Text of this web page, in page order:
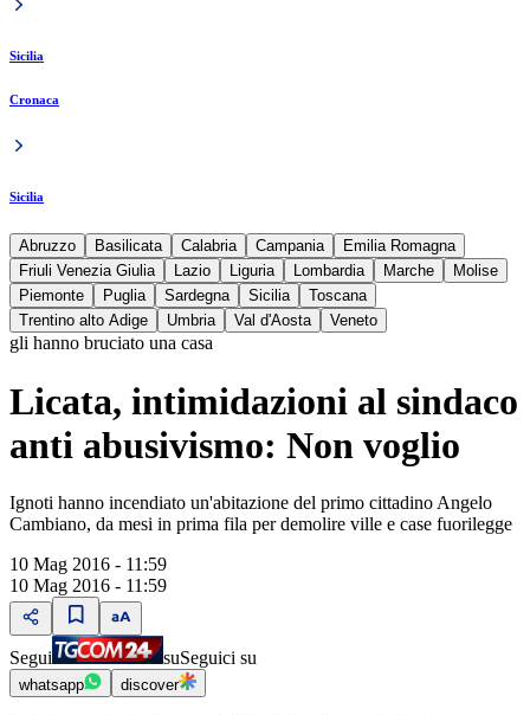
Sicilia
Cronaca
Sicilia
Abruzzo Basilicata Calabria Campania
Emilia Romagna
Friuli Venezia Giulia
Lazio Liguria Lombardia Marche
Molise
Piemonte
Puglia Sardegna Sicilia
Toscana
Trentino alto Adige
Umbria Val d'Aosta Veneto
gli hanno bruciato una casa
Licata, intimidazioni al sindaco
anti abusivismo: Non voglio
Ignoti hanno incendiato un'abitazione del primo cittadino Angelo
Cambiano, da mesi in prima fila per demolire ville e case fuorilegge
10 Mag 2016 - 11:59
10 Mag 2016 - 11:59
Segui suSeguici su
whatsapp discover